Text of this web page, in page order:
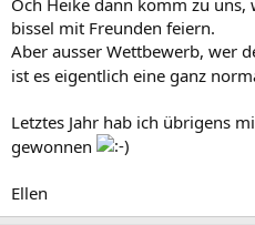
Och Heike dann komm zu
bissel mit Freunden feiern.
Aber ausser Wettbewerb, wer
ist es eigentlich eine ganz
Letztes Jahr hab ich übrigens
gewonnen
Ellen